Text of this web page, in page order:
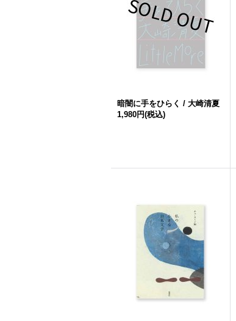
暗闇に手をひらく / 大崎清夏
1,980円(税込)